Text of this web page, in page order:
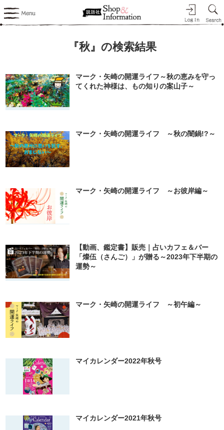
『秋』の検索結果
マーク・矢崎の開運ライフ～秋の恵みを守っ
てくれた神様は、もの知りの案山子～
マーク・矢崎の開運ライフ ～秋の闇鍋!?～
マーク・矢崎の開運ライフ ～お彼岸編～
【動画、鑑定書】販売｜占いカフェ＆バー
「燦伍（さんご）」が贈る～2023年下半期の
運勢～
マーク・矢崎の開運ライフ ～初午編～
マイカレンダー2022年秋号
マイカレンダー2021年秋号